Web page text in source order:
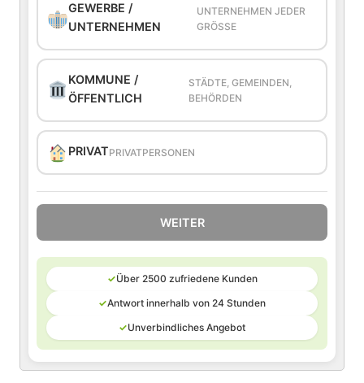
GEWERBE /
UNTERNEHMEN
UNTERNEHMEN JEDER
GRÖSSE
KOMMUNE /
ÖFFENTLICH
STÄDTE, GEMEINDEN,
BEHÖRDEN
PRIVATPRIVATPERSONEN
WEITER
✓Über 2500 zufriedene Kunden
✓Antwort innerhalb von 24 Stunden
✓Unverbindliches Angebot